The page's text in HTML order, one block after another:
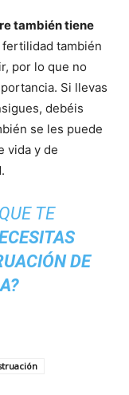
también tiene
también
por lo que no
Si llevas
debéis
se les puede
vida y de
TE
DE